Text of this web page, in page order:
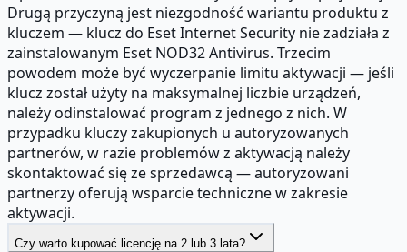
Drugą przyczyną jest niezgodność wariantu produktu z
kluczem — klucz do Eset Internet Security nie zadziała z
zainstalowanym Eset NOD32 Antivirus. Trzecim
powodem może być wyczerpanie limitu aktywacji — jeśli
klucz został użyty na maksymalnej liczbie urządzeń,
należy odinstalować program z jednego z nich. W
przypadku kluczy zakupionych u autoryzowanych
partnerów, w razie problemów z aktywacją należy
skontaktować się ze sprzedawcą — autoryzowani
partnerzy oferują wsparcie techniczne w zakresie
aktywacji.
Czy warto kupować licencję na 2 lub 3 lata?